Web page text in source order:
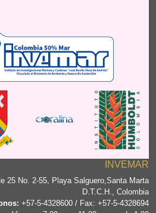
INVEMAR
25 No. 2-55, Playa Salguero,Santa Marta
D.T.C.H., Colombia
+57-5-4328600 / Fax: +57-5-4328694